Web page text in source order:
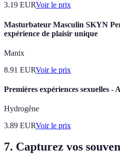
3.19 EURVoir le prix
Masturbateur Masculin SKYN
expérience de plaisir unique
Manix
8.91 EURVoir le prix
Premières expériences sexuelles -
Hydrogène
3.89 EURVoir le prix
7. Capturez vos